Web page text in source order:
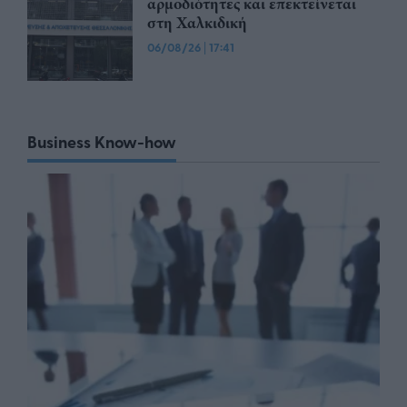
στη Χαλκιδική
06/08/26 | 17:41
Business Know-how